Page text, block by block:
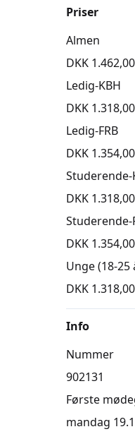
Priser
Almen
DKK 1.462,00
Ledig-KBH
DKK 1.318,00
Ledig-FRB
DKK 1.354,00
Studerende-
DKK 1.318,00
Studerende-
DKK 1.354,00
Unge (18-25
DKK 1.318,00
Info
Nummer
902131
Første
mandag